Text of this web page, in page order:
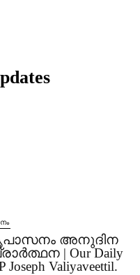
അനുദിന
| Our Daily
Joseph Valiyaveettil.